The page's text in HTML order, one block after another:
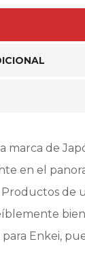
marca de
en el
de
Enkei,